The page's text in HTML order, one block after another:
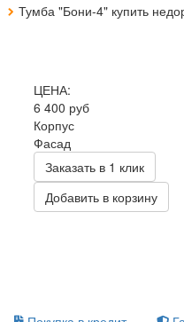
Тумба "Бони-4" купить
ЦЕНА:
6 400 руб
Корпус
Фасад
Заказать в 1 клик
Добавить в корзину